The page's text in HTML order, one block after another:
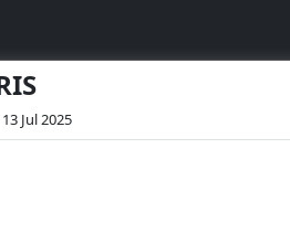
Jul 2025